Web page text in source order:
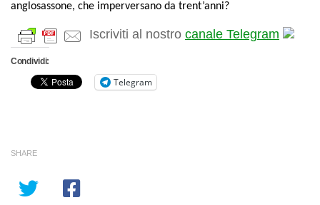
anglosassone, che imperversano da trent’anni?
Iscriviti al nostro canale Telegram
Condividi:
Telegram
SHARE